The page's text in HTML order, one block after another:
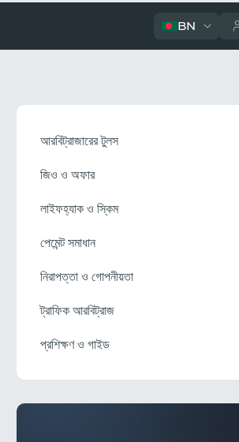
BN
আরবিট্রাজারের টুলস
জিও ও অফার
লাইফহ্যাক ও স্কিম
পেমেন্ট সমাধান
নিরাপত্তা ও গোপনীয়তা
ট্রাফিক আরবিট্রাজ
প্রশিক্ষণ ও গাইড